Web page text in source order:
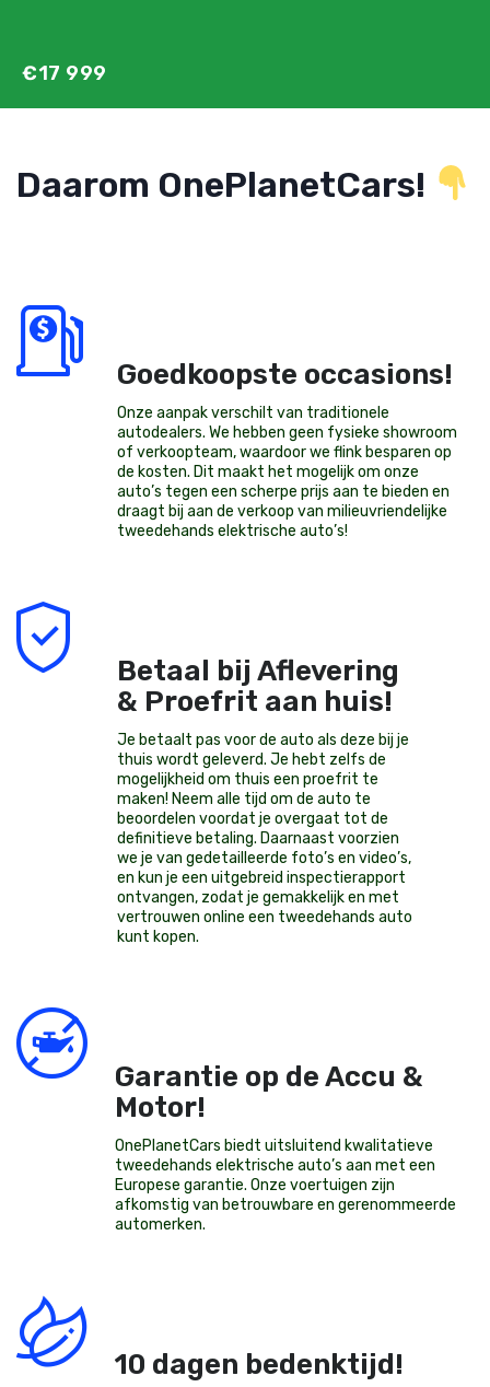
€17 999
Daarom OnePlanetCars!
Goedkoopste occasions!
Onze aanpak verschilt van traditionele
autodealers. We hebben geen fysieke showroom
of verkoopteam, waardoor we flink besparen op
de kosten. Dit maakt het mogelijk om onze
auto’s tegen een scherpe prijs aan te bieden en
draagt bij aan de verkoop van milieuvriendelijke
tweedehands elektrische auto’s!
Betaal bij Aflevering
& Proefrit aan huis!
Je betaalt pas voor de auto als deze bij je
thuis wordt geleverd. Je hebt zelfs de
mogelijkheid om thuis een proefrit te
maken! Neem alle tijd om de auto te
beoordelen voordat je overgaat tot de
definitieve betaling. Daarnaast voorzien
we je van gedetailleerde foto’s en video’s,
en kun je een uitgebreid inspectierapport
ontvangen, zodat je gemakkelijk en met
vertrouwen online een tweedehands auto
kunt kopen.
Garantie op de Accu &
Motor!
OnePlanetCars biedt uitsluitend kwalitatieve
tweedehands elektrische auto’s aan met een
Europese garantie. Onze voertuigen zijn
afkomstig van betrouwbare en gerenommeerde
automerken.
10 dagen bedenktijd!